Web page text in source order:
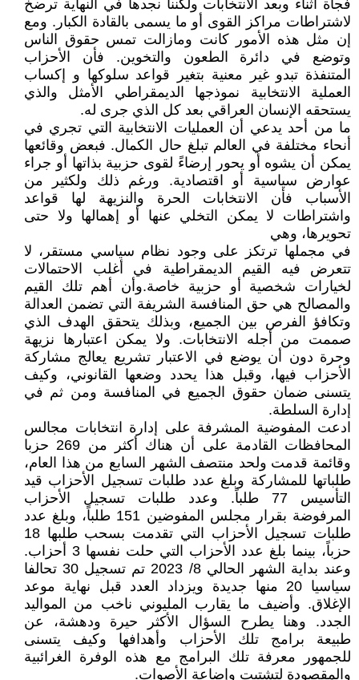
فجأة أثناء وبعد الانتخابات ولكننا نجدها في النهاية ترضخ
لاشتراطات مراكز القوى أو ما يسمى بالقادة الكبار. ومع
إن مثل هذه الأمور كانت ومازالت تمس حقوق الناس
وتوضع في دائرة الطعون والتخوين. فأن الأحزاب
المتنفذة تبدو غير معنية بتغير قواعد سلوكها و إكساب
العملية الانتخابية نموذجها الديمقراطي الأمثل والذي
يستحقه الإنسان العراقي بعد كل الذي جرى له.
ما من أحد يدعي أن العمليات الانتخابية التي تجري في
أنحاء مختلفة في العالم تبلغ حال الكمال. فبعض وقائعها
يمكن أن يشوه أو يحور إرضاءً لقوى حزبية بذاتها أو جراء
عوارض سياسية أو اقتصادية. ورغم ذلك ولكثير من
الأسباب فأن الانتخابات الحرة والنزيهة لها قواعد
واشتراطات لا يمكن التخلي عنها أو إهمالها ولا حتى
تحويرها، وهي
في مجملها ترتكز على وجود نظام سياسي مستقر، لا
تتعرض فيه القيم الديمقراطية في أغلب الاحتمالات
لخيارات شخصية أو حزبية خاصة.وأن أهم تلك القيم
والمصالح هي حق المنافسة الشريفة التي تضمن العدالة
وتكافؤ الفرص بين الجميع، وبذلك يتحقق الهدف الذي
صممت من أجله الانتخابات. ولا يمكن اعتبارها نزيهة
وحرة دون أن يوضع في الاعتبار تشريع يعالج مشاركة
الأحزاب فيها، وقبل هذا يحدد وضعها القانوني، وكيف
يتسنى ضمان حقوق الجميع في المنافسة ومن ثم في
إدارة السلطة.
ادعت المفوضية المشرفة على إدارة انتخابات مجالس
المحافظات القادمة على أن هناك أكثر من 269 حزبا
وقائمة قدمت ولحد منتصف الشهر السابع من هذا العام،
طلباتها للمشاركة وبلغ عدد طلبات تسجيل الأحزاب قيد
التأسيس 77 طلباً. وعدد طلبات تسجيل الأحزاب
المرفوضة بقرار مجلس المفوضين 151 طلباً، وبلغ عدد
طلبات تسجيل الأحزاب التي تقدمت بسحب طلبها 18
حزباً، بينما بلغ عدد الأحزاب التي حلت نفسها 3 أحزاب.
وعند بداية الشهر الحالي 8/ 2023 تم تسجيل 30 تحالفا
سياسيا 20 منها جديدة ويزداد العدد قبل نهاية موعد
الإغلاق. وأضيف ما يقارب المليوني ناخب من المواليد
الجدد. وهنا يطرح السؤال الأكثر حيرة ودهشة، عن
طبيعة برامج تلك الأحزاب وأهدافها وكيف يتسنى
للجمهور معرفة تلك البرامج مع هذه الوفرة الغرائبية
والمقصودة لتشتيت وإضاعة الأصوات.